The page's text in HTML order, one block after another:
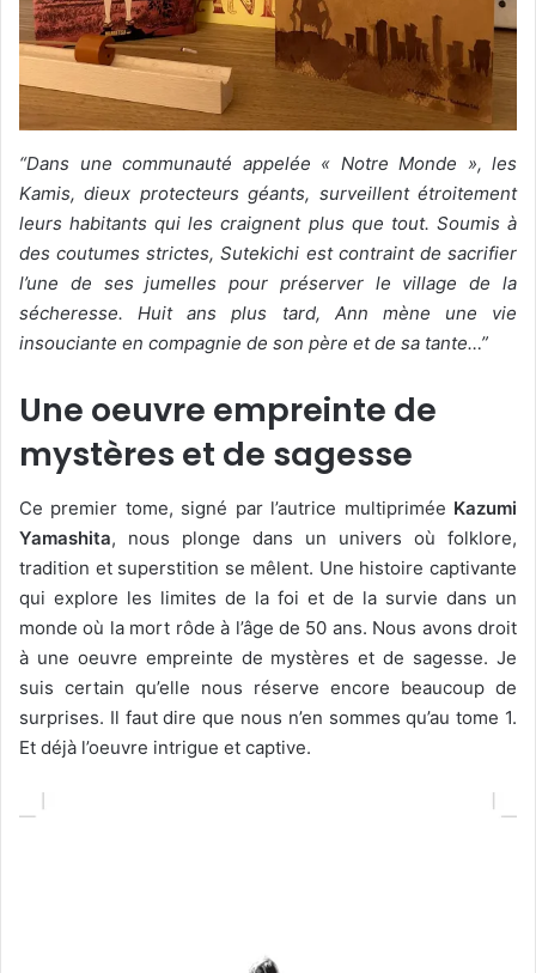
“Dans une communauté appelée « Notre Monde », les
Kamis, dieux protecteurs géants, surveillent étroitement
leurs habitants qui les craignent plus que tout. Soumis à
des coutumes strictes, Sutekichi est contraint de sacrifier
l’une de ses jumelles pour préserver le village de la
sécheresse. Huit ans plus tard, Ann mène une vie
insouciante en compagnie de son père et de sa tante…”
Une oeuvre empreinte de
mystères et de sagesse
Ce premier tome, signé par l’autrice multiprimée Kazumi
Yamashita, nous plonge dans un univers où folklore,
tradition et superstition se mêlent. Une histoire captivante
qui explore les limites de la foi et de la survie dans un
monde où la mort rôde à l’âge de 50 ans. Nous avons droit
à une oeuvre empreinte de mystères et de sagesse. Je
suis certain qu’elle nous réserve encore beaucoup de
surprises. Il faut dire que nous n’en sommes qu’au tome 1.
Et déjà l’oeuvre intrigue et captive.